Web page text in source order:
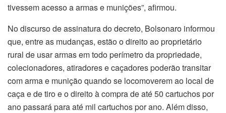
tivessem acesso a armas e munições”, afirmou.
No discurso de assinatura do decreto, Bolsonaro informou
que, entre as mudanças, estão o direito ao proprietário
rural de usar armas em todo perímetro da propriedade,
colecionadores, atiradores e caçadores poderão transitar
com arma e munição quando se locomoverem ao local de
caça e de tiro e o direito à compra de até 50 cartuchos por
ano passará para até mil cartuchos por ano. Além disso,